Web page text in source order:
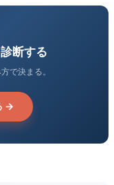
断する
で決まる。
→